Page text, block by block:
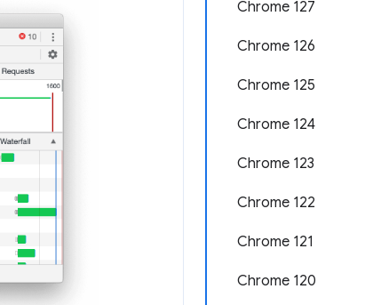
Chrome 127
Chrome 126
Chrome 125
Chrome 124
Chrome 123
Chrome 122
Chrome 121
Chrome 120